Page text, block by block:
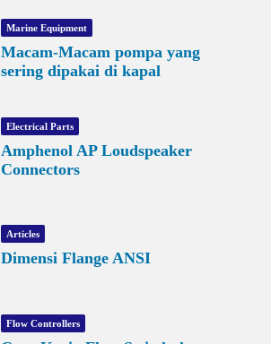
Marine Equipment
Macam-Macam pompa yang
sering dipakai di kapal
Electrical Parts
Amphenol AP Loudspeaker
Connectors
Articles
Dimensi Flange ANSI
Flow Controllers